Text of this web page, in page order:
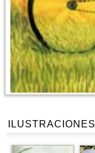
ILUSTRACIONES